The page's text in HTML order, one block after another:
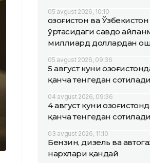
05 avgust 2026, 10:10
Қозоғистон ва Ўзбекистон
ўртасидаги савдо
миллиард доллардан
05 avgust 2026, 09:36
5 август куни
қанча тенгедан сотилади
04 avgust 2026, 09:36
4 август куни
қанча тенгедан сотилади
03 avgust 2026, 11:10
Бензин, дизель ва
нархлари қандай